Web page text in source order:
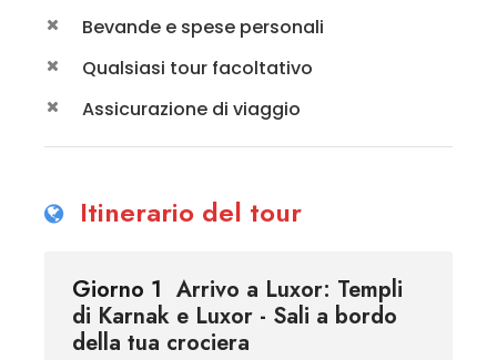
Bevande e spese personali
Qualsiasi tour facoltativo
Assicurazione di viaggio
Itinerario del tour
Giorno 1 Arrivo a Luxor: Templi
di Karnak e Luxor - Sali a bordo
della tua crociera